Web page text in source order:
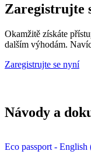
Zaregistrujte
Okamžitě získáte
dalším výhodám.
Zaregistrujte se nyní
Návody a
Eco passport - English